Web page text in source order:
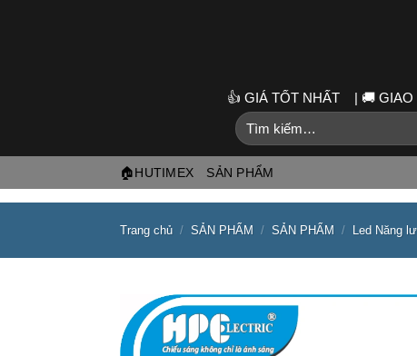
👍 GIÁ TỐT NHẤT | 🚚
Tìm
kiếm:
🏠HUTIMEX SẢN PHẨM
Trang chủ / SẢN PHẨM / SẢN PHẨM / Led Năng